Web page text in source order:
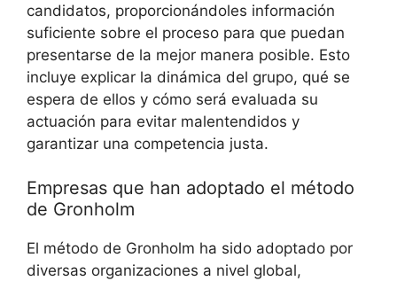
candidatos, proporcionándoles información
suficiente sobre el proceso para que puedan
presentarse de la mejor manera posible. Esto
incluye explicar la dinámica del grupo, qué se
espera de ellos y cómo será evaluada su
actuación para evitar malentendidos y
garantizar una competencia justa.
Empresas que han adoptado el método
de Gronholm
El método de Gronholm ha sido adoptado por
diversas organizaciones a nivel global,